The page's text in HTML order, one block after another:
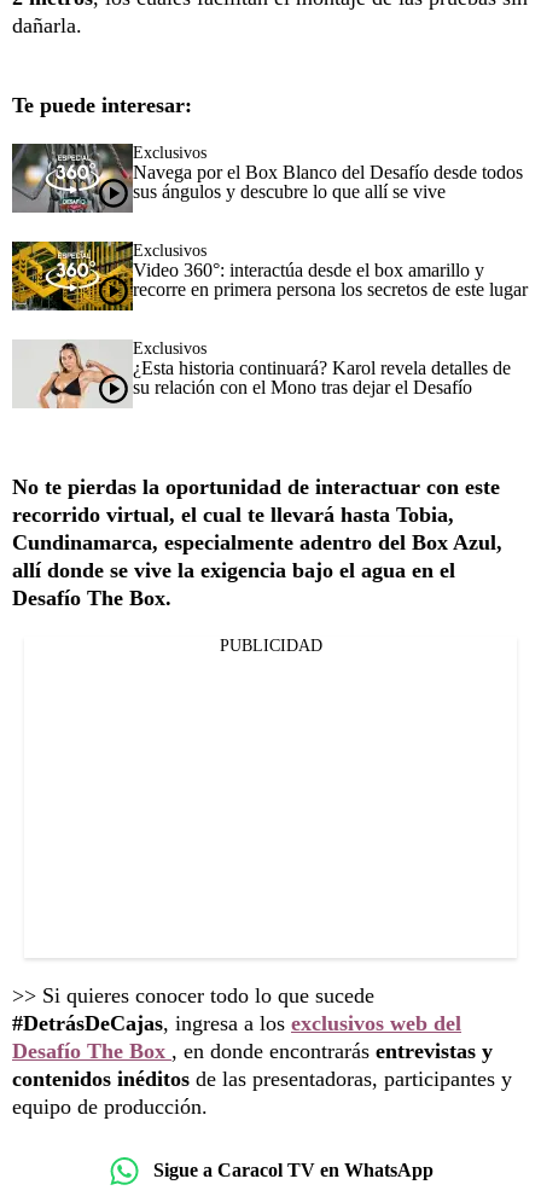
dañarla.
Te puede interesar:
Exclusivos
Navega por el Box Blanco del Desafío desde todos
sus ángulos y descubre lo que allí se vive
Exclusivos
Video 360°: interactúa desde el box amarillo y
recorre en primera persona los secretos de este lugar
Exclusivos
¿Esta historia continuará? Karol revela detalles de
su relación con el Mono tras dejar el Desafío
No te pierdas la oportunidad de interactuar con este
recorrido virtual, el cual te llevará hasta Tobia,
Cundinamarca, especialmente adentro del Box Azul,
allí donde se vive la exigencia bajo el agua en el
Desafío The Box.
PUBLICIDAD
>> Si quieres conocer todo lo que sucede
#DetrásDeCajas, ingresa a los exclusivos web del
Desafío The Box , en donde encontrarás entrevistas y
contenidos inéditos de las presentadoras, participantes y
equipo de producción.
Sigue a Caracol TV en WhatsApp